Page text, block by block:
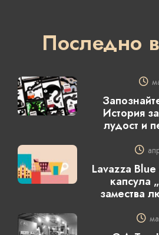
Последно
История
лудост и
Lavazza
капсула
замества